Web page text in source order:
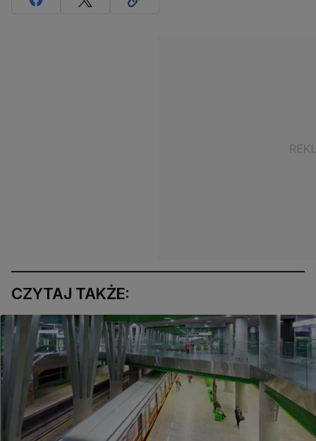
CZYTAJ TAKŻE: